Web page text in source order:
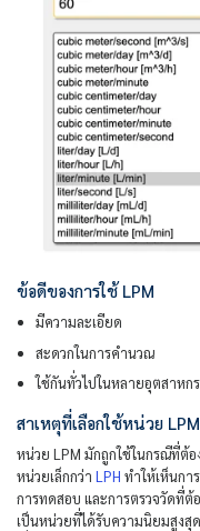
ข้อดีของการใช้ LPM
มีความละเอียด
สะดวกในการคำนวณ
ใช้กันทั่วไปในหลายอุตสาหก
สาเหตุที่เลือกใช้หน่วย LPM
หน่วย LPM มักถูกใช้ในกรณีที่ต้อ
หน่วยเล็กกว่า LPH ทำให้เห็นกา
การทดสอบ และการตรวจวัดที่ต้
เป็นหน่วยที่ได้รับความนิยมสูงสุ